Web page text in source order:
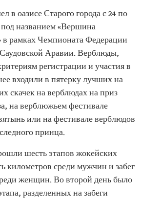
в оазисе Старого города с 24 по
под названием «Вершина
в рамках Чемпионата Федерации
Аравии. Верблюды,
регистрации и участия в
входили в пятерку лучших на
скачек на верблюдах на приз
на верблюжьем фестивале
или на фестивале верблюдов
принца.
шесть этапов жокейских
километров среди мужчин и забег
женщин. Во второй день было
разделенных на забеги